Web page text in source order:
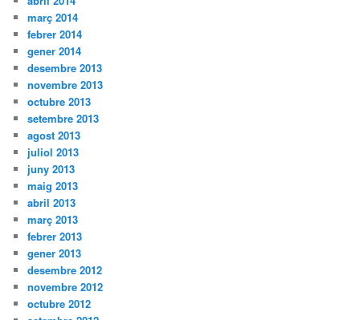
març 2014
febrer 2014
gener 2014
desembre 2013
novembre 2013
octubre 2013
setembre 2013
agost 2013
juliol 2013
juny 2013
maig 2013
abril 2013
març 2013
febrer 2013
gener 2013
desembre 2012
novembre 2012
octubre 2012